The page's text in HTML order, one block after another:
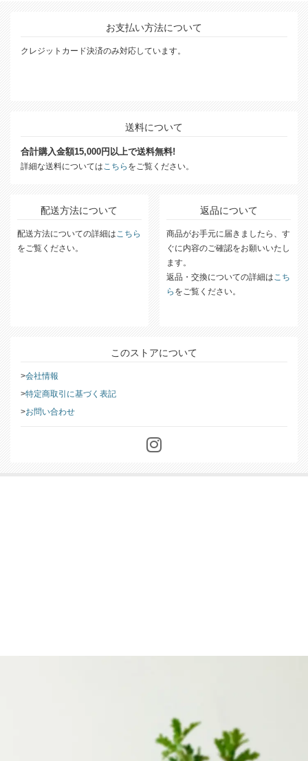
お支払い方法について
クレジットカード決済のみ対応しています。
送料について
合計購入金額15,000円以上で送料無料!
詳細な送料についてはこちら をご覧ください。
配送方法について
配送方法についての詳細はこちら
をご覧ください。
返品について
商品がお手元に届きましたら、す
ぐに内容のご確認をお願いいたし
ます。
返品・交換についての詳細はこち
ら をご覧ください。
このストアについて
会社情報
特定商取引に基づく表記
お問い合わせ